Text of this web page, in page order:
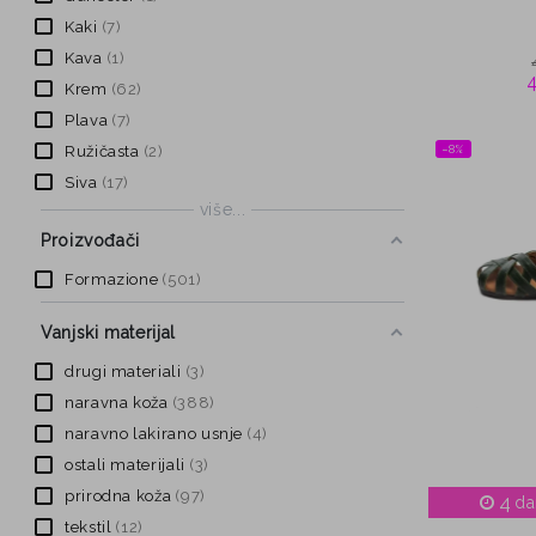
Kaki
7
Kava 1
Krem
62
Plava 7
Ružičasta 2
Siva 17
više...
Proizvođači
Formazione 501
Vanjski materijal
drugi materiali
3
naravna koža 388
naravno lakirano usnje 4
ostali materijali
3
prirodna koža 97
tekstil 12
−8%
4